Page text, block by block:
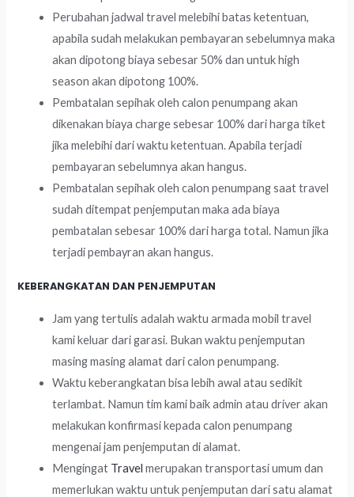
Perubahan jadwal travel melebihi batas ketentuan,
apabila sudah melakukan pembayaran sebelumnya maka
akan dipotong biaya sebesar 50% dan untuk high
season akan dipotong 100%.
Pembatalan sepihak oleh calon penumpang akan
dikenakan biaya charge sebesar 100% dari harga tiket
jika melebihi dari waktu ketentuan. Apabila terjadi
pembayaran sebelumnya akan hangus.
Pembatalan sepihak oleh calon penumpang saat travel
sudah ditempat penjemputan maka ada biaya
pembatalan sebesar 100% dari harga total. Namun jika
terjadi pembayran akan hangus.
KEBERANGKATAN DAN PENJEMPUTAN
Jam yang tertulis adalah waktu armada mobil travel
kami keluar dari garasi. Bukan waktu penjemputan
masing masing alamat dari calon penumpang.
Waktu keberangkatan bisa lebih awal atau sedikit
terlambat. Namun tim kami baik admin atau driver akan
melakukan konfirmasi kepada calon penumpang
mengenai jam penjemputan di alamat.
Mengingat Travel merupakan transportasi umum dan
memerlukan waktu untuk penjemputan dari satu alamat